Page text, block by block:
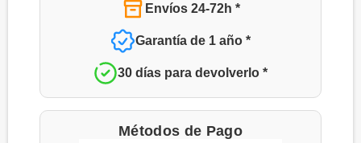
Envíos 24-72h *
Garantía de 1 año *
30 días para devolverlo *
Métodos de Pago